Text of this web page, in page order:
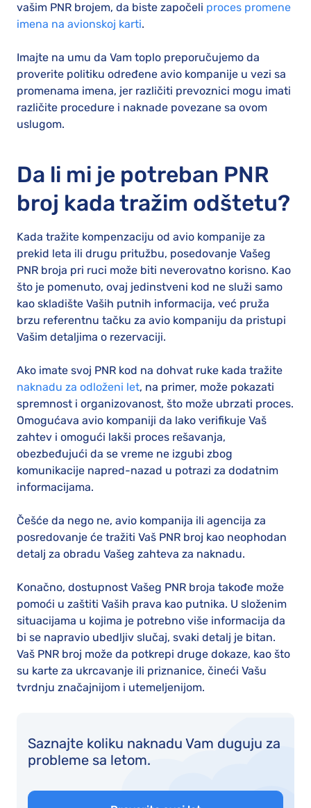
vašim PNR brojem, da biste započeli proces promene
imena na avionskoj karti.
Imajte na umu da Vam toplo preporučujemo da
proverite politiku određene avio kompanije u vezi sa
promenama imena, jer različiti prevoznici mogu imati
različite procedure i naknade povezane sa ovom
uslugom.
Da li mi je potreban PNR
broj kada tražim odštetu?
Kada tražite kompenzaciju od avio kompanije za
prekid leta ili drugu pritužbu, posedovanje Vašeg
PNR broja pri ruci može biti neverovatno korisno. Kao
što je pomenuto, ovaj jedinstveni kod ne služi samo
kao skladište Vaših putnih informacija, već pruža
brzu referentnu tačku za avio kompaniju da pristupi
Vašim detaljima o rezervaciji.
Ako imate svoj PNR kod na dohvat ruke kada tražite
naknadu za odloženi let, na primer, može pokazati
spremnost i organizovanost, što može ubrzati proces.
Omogućava avio kompaniji da lako verifikuje Vaš
zahtev i omogući lakši proces rešavanja,
obezbeđujući da se vreme ne izgubi zbog
komunikacije napred-nazad u potrazi za dodatnim
informacijama.
Češće da nego ne, avio kompanija ili agencija za
posredovanje će tražiti Vaš PNR broj kao neophodan
detalj za obradu Vašeg zahteva za naknadu.
Konačno, dostupnost Vašeg PNR broja takođe može
pomoći u zaštiti Vaših prava kao putnika. U složenim
situacijama u kojima je potrebno više informacija da
bi se napravio ubedljiv slučaj, svaki detalj je bitan.
Vaš PNR broj može da potkrepi druge dokaze, kao što
su karte za ukrcavanje ili priznanice, čineći Vašu
tvrdnju značajnijom i utemeljenijom.
Saznajte koliku naknadu Vam duguju za
probleme sa letom.